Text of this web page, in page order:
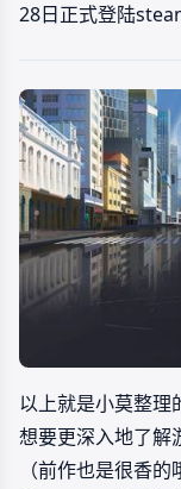
28日正式登陆
以上就是小莫整理
想要更深入地了解
（前作也是很香